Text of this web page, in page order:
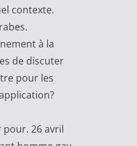
contexte.
à la
de discuter
pour les
pour. 26 avril